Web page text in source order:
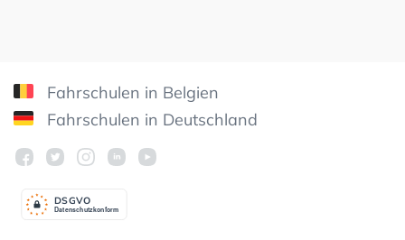
Fahrschulen in Belgien
Fahrschulen in Deutschland
Datenschutzkonform
DSGVO